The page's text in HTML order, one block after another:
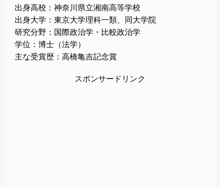
出身高校：神奈川県立湘南高等学校
出身大学：東京大学理科一類、同大学院
研究分野：国際政治学・比較政治学
学位：博士（法学）
主な受賞歴：高橋亀吉記念賞
スポンサードリンク